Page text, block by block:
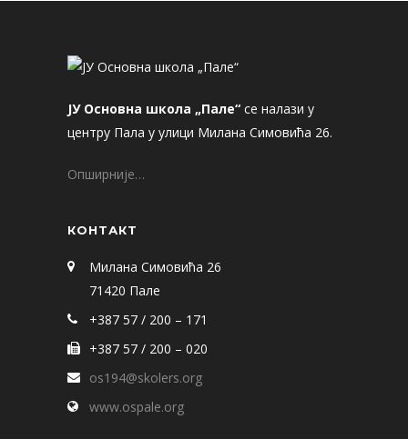
ЈУ Основна школа „Пале“ се налази у
центру Пала у улици Милана Симовића 26.
Опширније…
КОНТАКТ
Милана Симовића 26
71420 Пале
+387 57 / 200 – 171
+387 57 / 200 – 020
os194@skolers.org
www.ospale.org